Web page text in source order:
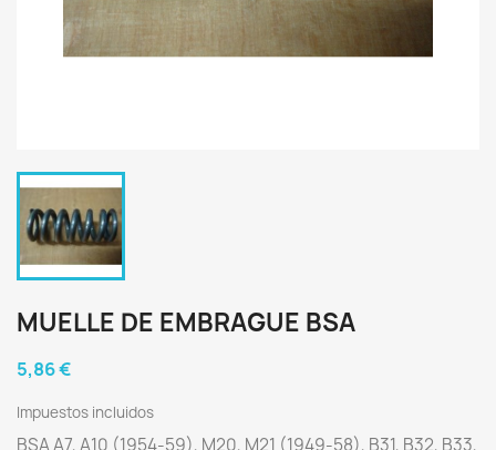
MUELLE DE EMBRAGUE BSA
5,86 €
Impuestos incluidos
BSA A7, A10 (1954-59), M20, M21 (1949-58), B31, B32, B33,